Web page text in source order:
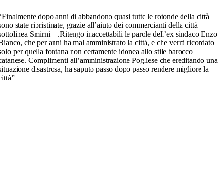
dopo anni di abbandono quasi tutte le rotonde della città
state ripristinate, grazie all’aiuto dei commercianti della città –
Smirni – .Ritengo inaccettabili le parole dell’ex sindaco Enzo
che per anni ha mal amministrato la città, e che verrà ricordato
per quella fontana non certamente idonea allo stile barocco
Complimenti all’amministrazione Pogliese che ereditando una
disastrosa, ha saputo passo dopo passo rendere migliore la